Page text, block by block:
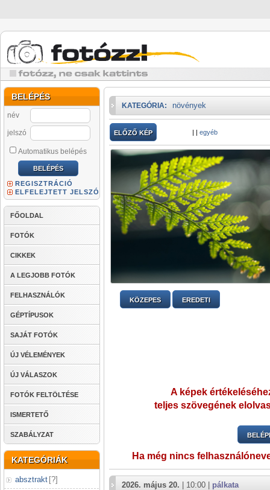
BELÉPÉS
név
jelszó
Automatikus belépés
REGISZTRÁCIÓ
ELFELEJTETT JELSZÓ
FŐOLDAL
FOTÓK
CIKKEK
A LEGJOBB FOTÓK
FELHASZNÁLÓK
GÉPTÍPUSOK
SAJÁT FOTÓK
ÚJ VÉLEMÉNYEK
ÚJ VÁLASZOK
FOTÓK FELTÖLTÉSE
ISMERTETŐ
SZABÁLYZAT
KATEGÓRIÁK
absztrakt [?]
KATEGÓRIA: növények
ELŐZŐ KÉP | | egyéb
KÖZEPES EREDETI
A képek
teljes szövegének
Ha még nincs
2026. május 20. | 10:00 | pálkata